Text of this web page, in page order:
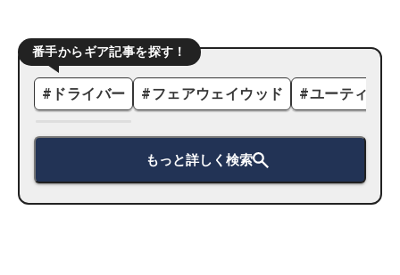
番手からギア記事を探す！
# ドライバー #フェアウェイウッド #ユーティリ
もっと詳しく検索